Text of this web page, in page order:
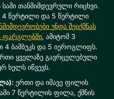
თანმიმდევრული რიცხვი.
წერტილი და 5 წერტილი
უნდა შეიქმნას
ფარგლებში, ამიტომ 3
4 ბამბუკს და 5 იეროგლიფს.
ყველაზე გავრცელებული
ხელს იწვევს.
ერთი და იმავე ფილის
7 წერტილის ფილა, ქმნის